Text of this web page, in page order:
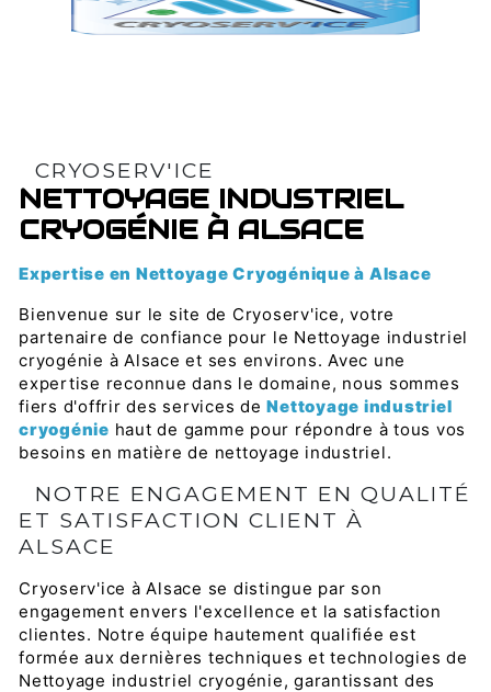
CRYOSERV'ICE
NETTOYAGE INDUSTRIEL
CRYOGÉNIE À ALSACE
Expertise en Nettoyage Cryogénique à Alsace
Bienvenue sur le site de Cryoserv'ice, votre
partenaire de confiance pour le Nettoyage industriel
cryogénie à Alsace et ses environs. Avec une
expertise reconnue dans le domaine, nous sommes
fiers d'offrir des services deNettoyage industriel
cryogénie haut de gamme pour répondre à tous vos
besoins en matière de nettoyage industriel.
NOTRE ENGAGEMENT EN QUALITÉ
ET SATISFACTION CLIENT À
ALSACE
Cryoserv'ice à Alsace se distingue par son
engagement envers l'excellence et la satisfaction
clientes. Notre équipe hautement qualifiée est
formée aux dernières techniques et technologies de
Nettoyage industriel cryogénie, garantissant des